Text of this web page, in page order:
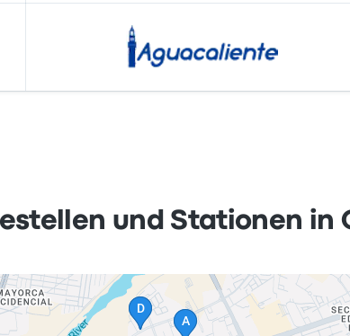
und Stationen in